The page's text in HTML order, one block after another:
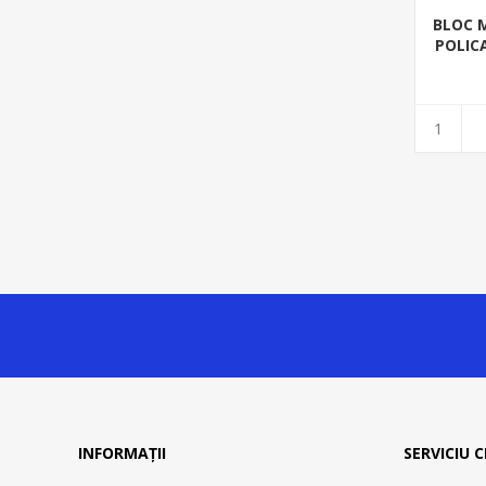
BLOC
INFORMAȚII SERVICIU